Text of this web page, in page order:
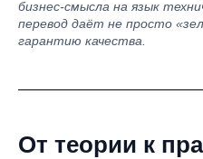
бизнес-смысла на язык
перевод даёт не просто
гарантию качества.
От теории к